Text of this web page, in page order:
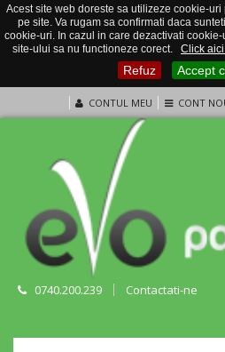
Acest site web doreste sa utilizeze cookie-
pe site. Va rugam sa confirmati daca
cookie-uri. In cazul in care dezactivati
site-ului sa nu functioneze corect.
Click
Refuz Accept
CONTUL MEU CONT
0740.200.239 Contactati-ne